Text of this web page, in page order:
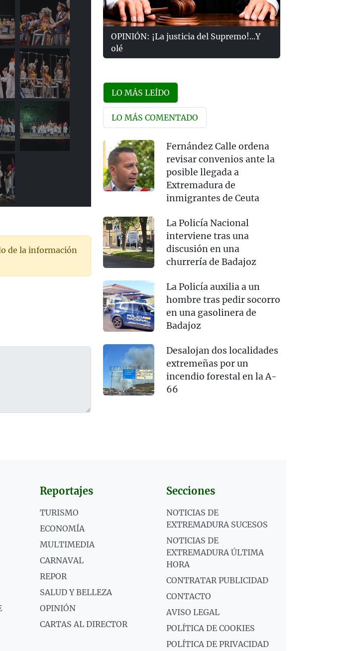
de la información
OPINIÓN: ¡La justicia del Supremo!...Y
olé
LO MÁS LEÍDO
LO MÁS COMENTADO
Fernández Calle ordena
revisar convenios ante la
posible llegada a
Extremadura de
inmigrantes de Ceuta
La Policía Nacional
interviene tras una
discusión en una
churrería de Badajoz
La Policía auxilia a un
hombre tras pedir socorro
en una gasolinera de
Badajoz
Desalojan dos localidades
extremeñas por un
incendio forestal en la A-
66
Reportajes
TURISMO
ECONOMÍA
MULTIMEDIA
CARNAVAL
REPOR
SALUD Y BELLEZA
OPINIÓN
CARTAS AL DIRECTOR
Secciones
NOTICIAS DE
EXTREMADURA SUCESOS
NOTICIAS DE
EXTREMADURA ÚLTIMA
HORA
CONTRATAR PUBLICIDAD
CONTACTO
AVISO LEGAL
POLÍTICA DE COOKIES
POLÍTICA DE PRIVACIDAD